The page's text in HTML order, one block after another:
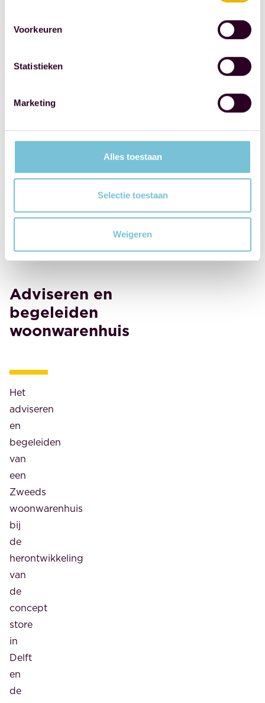
Voorkeuren
Statistieken
Marketing
Alles toestaan
Selectie toestaan
Weigeren
het
financiering
splitsing
appartementsrechten.
Ervaring
Adviseren en
begeleiden
woonwarenhuis
Het
adviseren
en
begeleiden
van
een
Zweeds
woonwarenhuis
bij
de
herontwikkeling
van
de
concept
store
in
Delft
en
de